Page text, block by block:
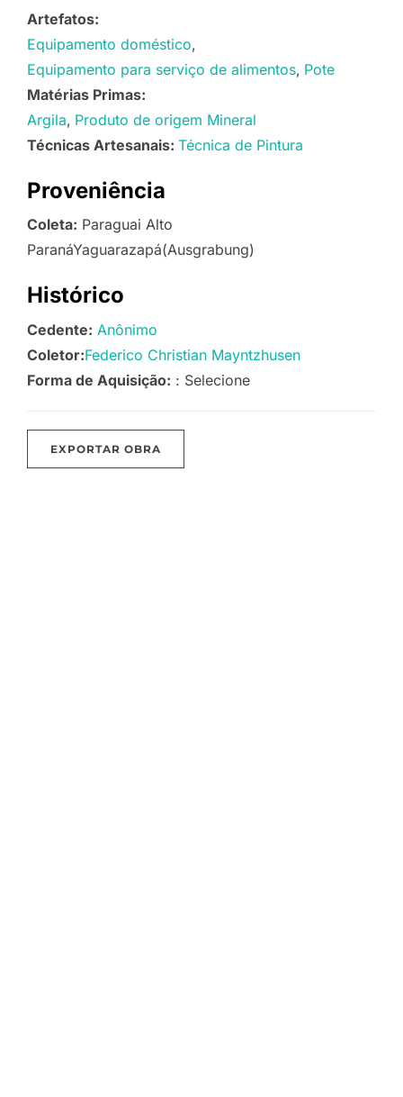
Artefatos:
Equipamento doméstico
Equipamento para serviço de alimentos Pote
Matérias Primas:
Argila Produto de origem Mineral
Técnicas Artesanais: Técnica de Pintura
Proveniência
Coleta: Paraguai Alto
ParanáYaguarazapá(Ausgrabung)
Histórico
Cedente: Anônimo
Coletor:Federico Christian Mayntzhusen
Forma de Aquisição: : Selecione
EXPORTAR OBRA